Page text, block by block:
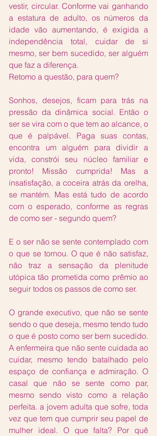
vestir, circular. Conforme vai ganhando
a estatura de adulto, os números da
idade vão aumentando, é exigida a
independência total, cuidar de si
mesmo, ser bem sucedido, ser alguém
que faz a diferença.
Retomo a questão, para quem?
Sonhos, desejos, ficam para trás na
pressão da dinâmica social. Então o
ser se vira com o que tem ao alcance, o
que é palpável. Paga suas contas,
encontra um alguém para dividir a
vida, constrói seu núcleo familiar e
pronto! Missão cumprida! Mas a
insatisfação, a coceira atrás da orelha,
se mantém. Mas está tudo de acordo
com o esperado, conforme as regras
de como ser - segundo quem?
E o ser não se sente contemplado com
o que se tornou. O que é não satisfaz,
não traz a sensação da plenitude
utópica tão prometida como prêmio ao
seguir todos os passos de como ser.
O grande executivo, que não se sente
sendo o que deseja, mesmo tendo tudo
o que é posto como ser bem sucedido.
A enfermeira que não sente cuidada ao
cuidar, mesmo tendo batalhado pelo
espaço de confiança e admiração. O
casal que não se sente como par,
mesmo sendo visto como a relação
perfeita. a jovem adulta que sofre, toda
vez que tem que cumprir seu papel de
mulher ideal. O que falta? Por quê